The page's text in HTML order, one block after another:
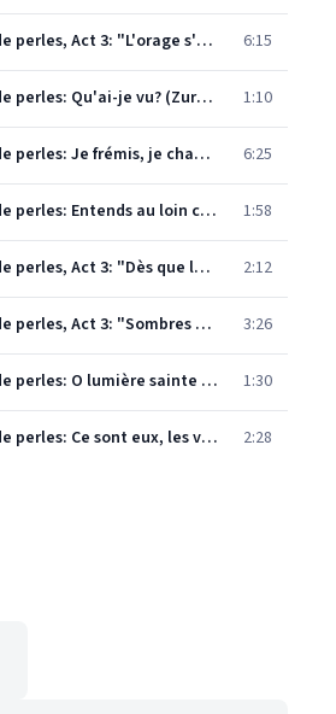
Les pêcheurs de perles, Act 3: "L'orage s'est calmé. Ô Nadir" (Zurga) 6:15
Les Pêcheurs de perles: Qu'ai-je vu? (Zurga, Leïla) 1:10
Les Pêcheurs de perles: Je frémis, je chancelle (Leïla, Zurga) 6:25
Les Pêcheurs de perles: Entends au loin ce bruit de fête! (Nourabad, Leïla, Zurga) 1:58
Les pêcheurs de perles, Act 3: "Dès que le soleil" (Chœur) 2:12
Les pêcheurs de perles, Act 3: "Sombres divinités" (Nourabad, Chœur, Zurga, Leïla, Nadir) 3:26
Les Pêcheurs de perles: O lumière sainte (Leïla, Nadir, Zurga) 1:30
Les Pêcheurs de perles: Ce sont eux, les voici! (Zurga, Nadir, Leïla, Nourabad, Chieftains) 2:28